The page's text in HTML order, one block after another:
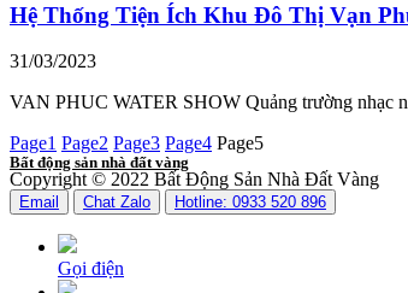
Hệ Thống Tiện Ích Khu Đô Thị Vạn
31/03/2023
VAN PHUC WATER SHOW Quảng trường nhạc
Page1 Page2 Page3 Page4 Page5
Bất động sản nhà đất vàng
Copyright © 2022 Bất Động Sản Nhà Đất Vàng
Email Chat Zalo Hotline: 0933 520 896
Gọi điện